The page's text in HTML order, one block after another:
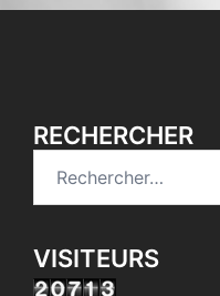
RECHERCHER
VISITEURS